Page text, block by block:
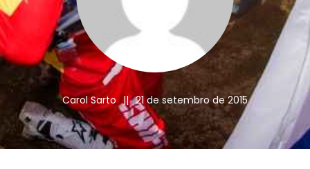
Carol Sarto || 21 de setembro de 2015